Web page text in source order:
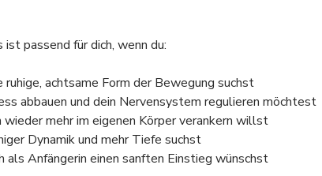
ist passend für dich, wenn du:
ruhige, achtsame Form der Bewegung suchst
abbauen und dein Nervensystem regulieren möchtest
wieder mehr im eigenen Körper verankern willst
Dynamik und mehr Tiefe suchst
als Anfängerin einen sanften Einstieg wünschst